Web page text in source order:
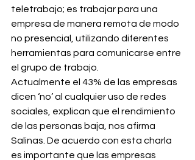
teletrabajo; es trabajar para una
empresa de manera remota de modo
no presencial, utilizando diferentes
herramientas para comunicarse entre
el grupo de trabajo.
Actualmente el 43% de las empresas
dicen ‘no’ al cualquier uso de redes
sociales, explican que el rendimiento
de las personas baja, nos afirma
Salinas. De acuerdo con esta charla
es importante que las empresas